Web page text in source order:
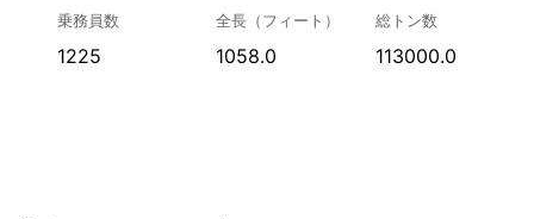
乗務員数
1225
全長（フィート）
1058.0
総トン数
113000.0